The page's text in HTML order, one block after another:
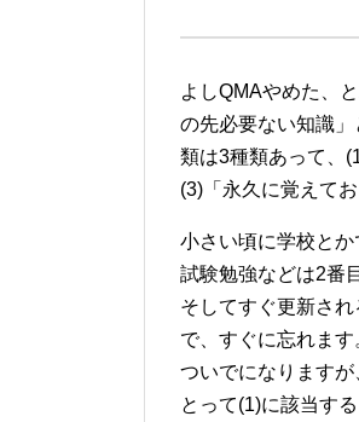
よしQMAやめた、
の先必要ない知識
類は3種類あって、
(3)「永久に覚えて
小さい頃に学校と
試験勉強などは2番
そしてすぐ更新さ
で、すぐに忘れます
ついでになります
とって(1)に該当す